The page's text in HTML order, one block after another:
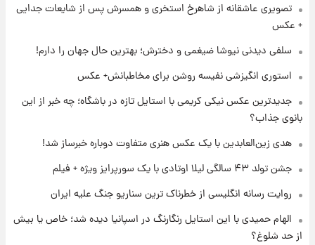
جهانی در آمریکا + فیلم
برای اولین بار؛ انتشار تصاویری از رهبر جدید
تصاویر عمامه بستن به شیوه خاتمی/ویدیو
تصویری عاشقانه از شاهرخ استخری و همسرش پس از شایعات جدایی
+ عکس
سلفی دیدنی نیوشا ضیغمی و دخترش؛ بهترین حال جهان را دارم!
استوری انگیزشی نفیسه روشن برای مخاطبانش+ عکس
جدیدترین عکس نیکی کریمی با استایل تازه در باشگاه؛ چه خبر از این
بانوی جذاب؟
هدی زین‌العابدین با یک عکس هنری متفاوت دوباره خبرساز شد!
جشن تولد ۴۳ سالگی لیلا اوتادی با یک سورپرایز ویژه + فیلم
روایت رسانه انگلیسی از خطرناک ترین سناریو جنگ علیه ایران
الهام حمیدی با این استایل رنگارنگ در اسپانیا دیده شد؛ خاص یا بیش
از حد شلوغ؟